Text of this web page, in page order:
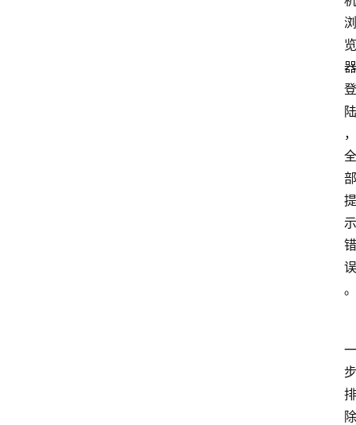
浏
览
器
登
陆
，
全
部
提
示
错
误
。
一
步
排
除